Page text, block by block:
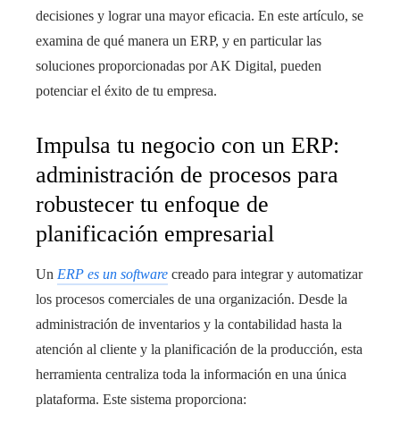
decisiones y lograr una mayor eficacia. En este artículo, se
examina de qué manera un ERP, y en particular las
soluciones proporcionadas por AK Digital, pueden
potenciar el éxito de tu empresa.
Impulsa tu negocio con un ERP:
administración de procesos para
robustecer tu enfoque de
planificación empresarial
Un ERP es un software creado para integrar y automatizar
los procesos comerciales de una organización. Desde la
administración de inventarios y la contabilidad hasta la
atención al cliente y la planificación de la producción, esta
herramienta centraliza toda la información en una única
plataforma. Este sistema proporciona: